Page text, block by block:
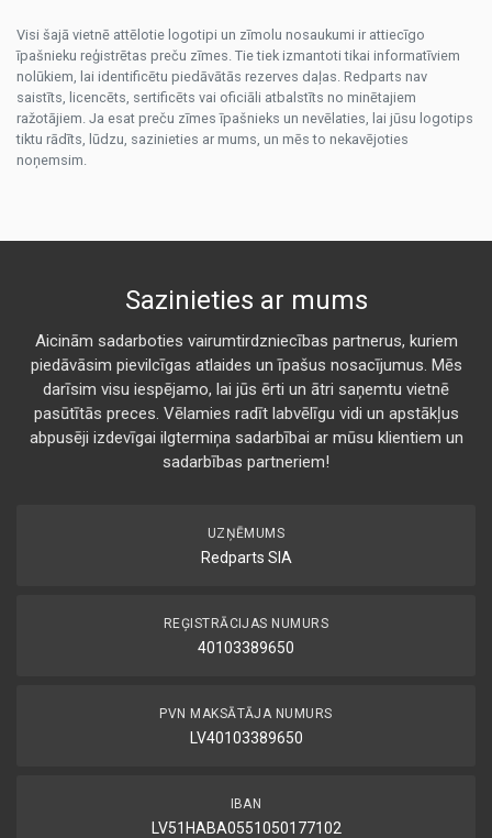
Visi šajā vietnē attēlotie logotipi un zīmolu nosaukumi ir attiecīgo
īpašnieku reģistrētas preču zīmes. Tie tiek izmantoti tikai informatīviem
nolūkiem, lai identificētu piedāvātās rezerves daļas. Redparts nav
saistīts, licencēts, sertificēts vai oficiāli atbalstīts no minētajiem
ražotājiem. Ja esat preču zīmes īpašnieks un nevēlaties, lai jūsu logotips
tiktu rādīts, lūdzu, sazinieties ar mums, un mēs to nekavējoties
noņemsim.
Sazinieties ar mums
Aicinām sadarboties vairumtirdzniecības partnerus, kuriem
piedāvāsim pievilcīgas atlaides un īpašus nosacījumus. Mēs
darīsim visu iespējamo, lai jūs ērti un ātri saņemtu vietnē
pasūtītās preces. Vēlamies radīt labvēlīgu vidi un apstākļus
abpusēji izdevīgai ilgtermiņa sadarbībai ar mūsu klientiem un
sadarbības partneriem!
UZŅĒMUMS
Redparts SIA
REĢISTRĀCIJAS NUMURS
40103389650
PVN MAKSĀTĀJA NUMURS
LV40103389650
IBAN
LV51HABA0551050177102